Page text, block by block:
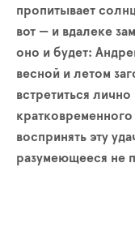
пропитывает
вот — и вдалеке
оно и будет:
весной и летом
встретиться
воспринять эту
разумеющееся не